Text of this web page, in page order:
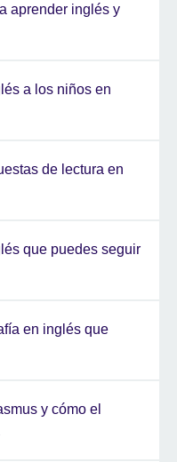
aprender inglés y
a los niños en
de lectura en
que puedes seguir
en inglés que
y cómo el